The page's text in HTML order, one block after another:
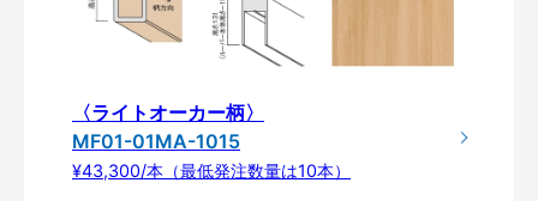
〈ライトオーカー柄〉
MF01-01MA-1015
¥43,300/本（最低発注数量は10本）